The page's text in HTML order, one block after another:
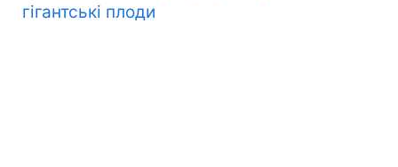
гігантські плоди